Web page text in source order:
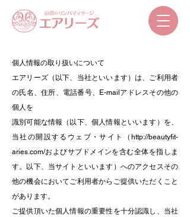
個人情報の取り扱いについて
エアリーズ（以下、当社といいます）は、ご利用者
の氏名、住所、電話番号、E-mailアドレスその他の
個人を
識別可能な情報（以下、個人情報といいます）を、
当社の開設するウェブ・サイト（ http://beautyfit-
aries.com/およびサブドメインを含む全体を指しま
す。以下、当サイトといいます）へのアクセスその
他の機会においてご利用者からご提供いただくこと
があります。
ご提供頂いた個人情報の重要性を十分認識し、当社